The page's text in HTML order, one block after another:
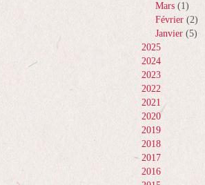
Mars (1)
Février (2)
Janvier (5)
2025
2024
2023
2022
2021
2020
2019
2018
2017
2016